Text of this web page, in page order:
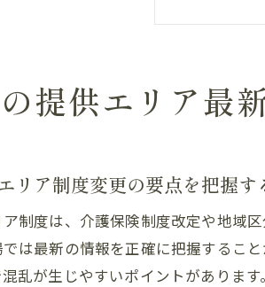
訪
訪
地域区
訪
訪
訪
提供エリア最
リア制度変更の要点を把握す
制度は、介護保険制度改定や地域
は最新の情報を正確に把握するこ
乱が生じやすいポイントがありま